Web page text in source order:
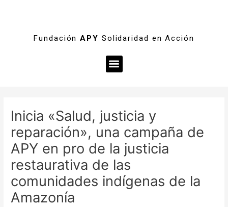
Fundación APY Solidaridad en Acción
Menú
Inicia «Salud, justicia y
reparación», una campaña de
APY en pro de la justicia
restaurativa de las
comunidades indígenas de la
Amazonía
entradas